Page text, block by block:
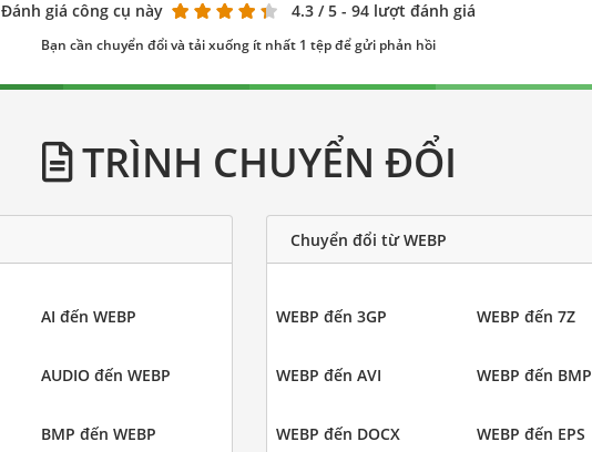
Đánh giá công cụ này 4.3 / 5 - 94 lượt đánh giá
Bạn cần chuyển đổi và tải xuống ít nhất 1 tệp để gửi phản hồi
TRÌNH CHUYỂN ĐỔI
AI đến WEBP
AUDIO đến WEBP
BMP đến WEBP
Chuyển đổi từ WEBP
WEBP đến 3GP WEBP đến 7Z
WEBP đến AVI WEBP đến BMP
WEBP đến DOCX WEBP đến EPS